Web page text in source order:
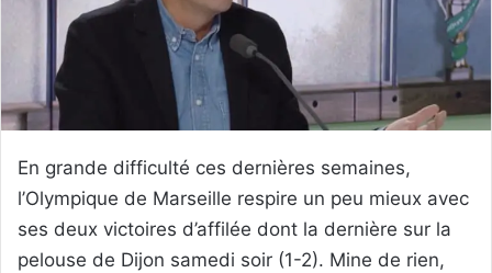
En grande difficulté ces dernières semaines,
l’Olympique de Marseille respire un peu mieux avec
ses deux victoires d’affilée dont la dernière sur la
pelouse de Dijon samedi soir (1-2). Mine de rien,